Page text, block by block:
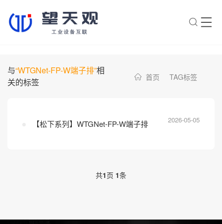
与“WTGNet-FP-W端子排”相
关的标签
首页 TAG标签
【松下系列】WTGNet-FP-W端子排 2026-05-05
共1页 1条
AI智能助手
常见问题
2.望天观网关支持哪些组网方